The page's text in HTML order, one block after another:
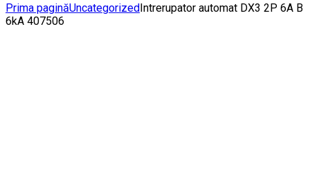
Prima paginăUncategorizedIntrerupator automat DX3 2P 6A B
6kA 407506